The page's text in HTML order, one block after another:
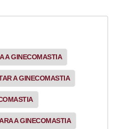
A GINECOMASTIA
A GINECOMASTIA
A GINECOMASTIA